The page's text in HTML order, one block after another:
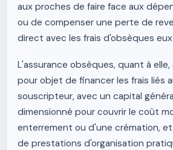
aux proches de faire face aux
ou de compenser une perte de
direct avec les frais d'obsèques
L'assurance obsèques, quant à
pour objet de financer les frais liés
souscripteur, avec un capital
dimensionné pour couvrir le coût
enterrement ou d'une crémation,
de prestations d'organisation